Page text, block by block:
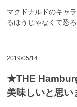
マクドナルドのキャ
るほうじゃなくて恐
2019/05/14
★THE
美味しいと思い